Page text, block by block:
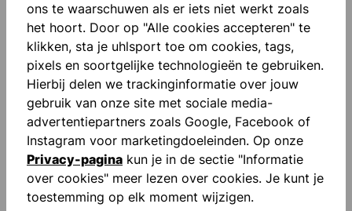
-70 %
REACTION GOALKEEPER SET
ons te waarschuwen als er iets niet werkt zoals
het hoort. Door op "Alle cookies accepteren" te
klikken, sta je uhlsport toe om cookies, tags,
pixels en soortgelijke technologieën te gebruiken.
Hierbij delen we trackinginformatie over jouw
gebruik van onze site met sociale media-
advertentiepartners zoals Google, Facebook of
Instagram voor marketingdoeleinden. Op onze
Privacy-pagina kun je in de sectie "Informatie
over cookies" meer lezen over cookies. Je kunt je
toestemming op elk moment wijzigen.